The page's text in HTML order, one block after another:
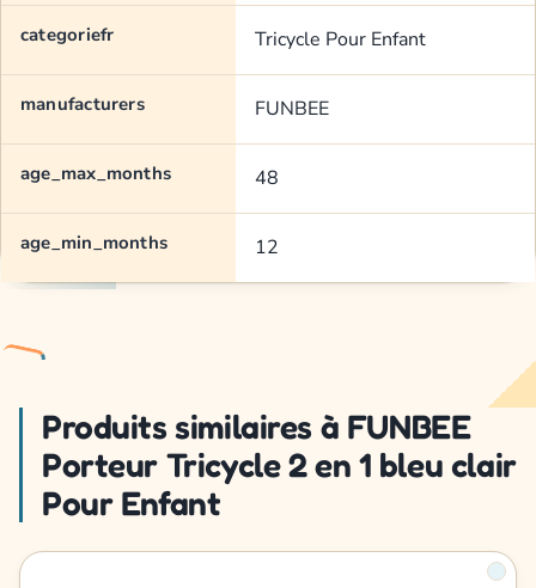
categoriefr Tricycle Pour Enfant
manufacturers FUNBEE
age_max_months 48
age_min_months 12
Produits similaires à FUNBEE
Porteur Tricycle 2 en 1 bleu clair
Pour Enfant